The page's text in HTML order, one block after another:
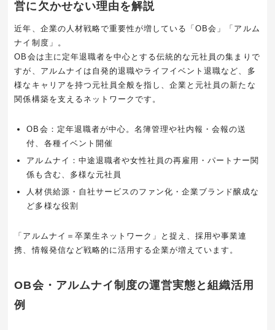
営に欠かせない理由を解説
近年、企業の人材戦略で重要性が増している「OB会」「アルム
ナイ制度」。
OB会は主に定年退職者を中心とする伝統的な元社員の集まりで
すが、アルムナイは自発的退職やライフイベント退職など、多
様なキャリアを持つ元社員全般を指し、企業と元社員の新たな
関係構築を支えるネットワークです。
OB会：定年退職者が中心。名簿管理や社内報・会報の送
付、各種イベント開催
アルムナイ：中途退職者や女性社員の再雇用・パートナー関
係も含む、多様な元社員
人材供給源・自社サービスのファン化・企業ブランド醸成な
ど多様な役割
「アルムナイ＝卒業生ネットワーク」と捉え、採用や事業連
携、情報発信など戦略的に活用する企業が増えています。
OB会・アルムナイ制度の運営実態と組織活用
例